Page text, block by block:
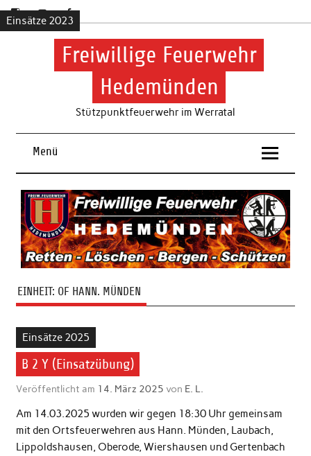
to
content
Freiwillige Feuerwehr
Hedemünden
Stützpunktfeuerwehr im Werratal
Menü
EINHEIT: OF HANN. MÜNDEN
Einsätze 2025
B 2 Y (Einsatzübung)
Veröffentlicht am 14. März 2025 von E. L.
Am 14.03.2025 wurden wir gegen 18:30 Uhr gemeinsam
mit den Ortsfeuerwehren aus Hann. Münden, Laubach,
Lippoldshausen, Oberode, Wiershausen und Gertenbach
Einsätze 2024
Einsätze 2024
Einsätze 2024
Einsätze 2023